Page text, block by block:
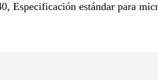
Especificación estándar para